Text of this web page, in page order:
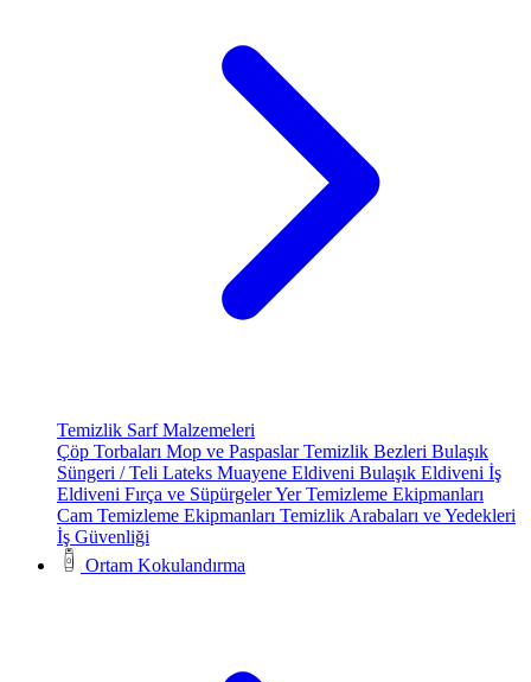
Temizlik Sarf Malzemeleri
Çöp Torbaları Mop ve PaspaslarTemizlik Bezleri Bulaşık
Süngeri / Teli Lateks Muayene Eldiveni Bulaşık Eldiveni İş
Eldiveni Fırça ve SüpürgelerYer Temizleme Ekipmanları
Cam Temizleme Ekipmanları Temizlik Arabaları ve Yedekleri
İş Güvenliği
Ortam Kokulandırma